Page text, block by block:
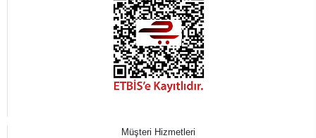
Müşteri Hizmetleri